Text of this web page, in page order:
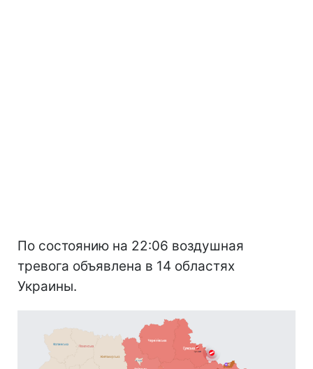
По состоянию на 22:06 воздушная
тревога объявлена в 14 областях
Украины.